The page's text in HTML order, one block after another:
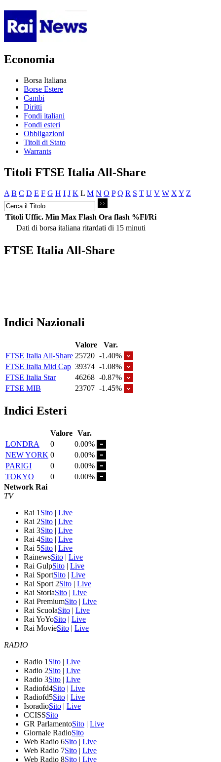
Economia
Borsa Italiana
Borse Estere
Cambi
Diritti
Fondi italiani
Fondi esteri
Obbligazioni
Titoli di Stato
Warrants
Titoli FTSE Italia All-Share
A B C D E F G H I J K L M N O P Q R S T U V W X Y Z
Titoli Uffic. Min Max Flash Ora flash %Fl/Ri
Dati di borsa italiana ritardati di 15 minuti
FTSE Italia All-Share
Indici Nazionali
Valore
Var.
FTSE Italia All-Share 25720 -1.40%
FTSE Italia Mid Cap 39374 -1.08%
FTSE Italia Star
46268 -0.87%
FTSE MIB
23707 -1.45%
Indici Esteri
Valore Var.
LONDRA
0
0.00%
NEW YORK 0
0.00%
PARIGI
0
0.00%
TOKYO
0
0.00%
Network Rai
TV
Rai 1 Sito | Live
Rai 2Sito | Live
Rai 3Sito | Live
Rai 4Sito | Live
Rai 5Sito | Live
RainewsSito | Live
Rai GulpSito | Live
Rai SportSito | Live
Rai Sport 2Sito | Live
Rai StoriaSito | Live
Rai PremiumSito | Live
Rai ScuolaSito | Live
Rai YoYoSito | Live
Rai MovieSito | Live
RADIO
Radio 1 Sito | Live
Radio 2Sito | Live
Radio 3Sito | Live
Radiofd4Sito | Live
Radiofd5Sito | Live
IsoradioSito | Live
CCISSSito
GR ParlamentoSito | Live
Giornale RadioSito
Web Radio 6Sito | Live
Web Radio 7Sito | Live
Web Radio 8Sito | Live